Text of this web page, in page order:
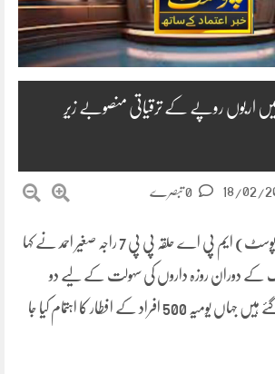
اربوں روپے کے ترقیاتی منصوبے زیرِ
18/02/
کلر سیداں (نمائندہ پنڈی پوسٹ) ایم پی اے حلقہ پی پی 7 راجہ صغیر احمد نے کہا
کے دوران روزہ داروں کی سہولت کے لیے دو
دسترخوان قائم کر دیے گئے ہیں جہاں یومیہ 500 افراد کے افطار کا اہتمام کیا جا